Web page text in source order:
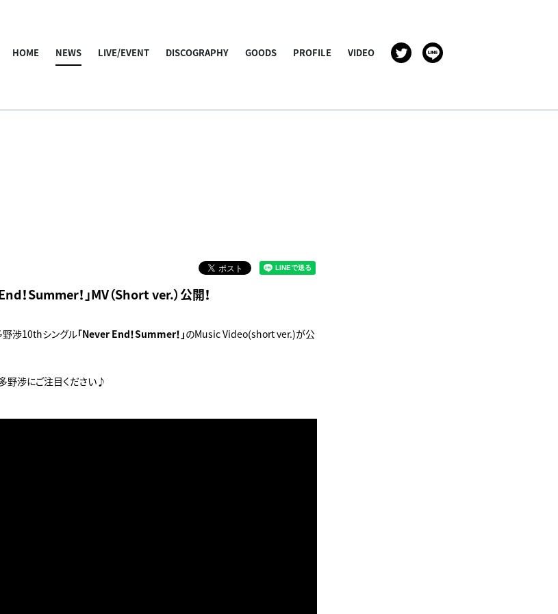
HOME NEWS LIVE/EVENT DISCOGRAPHY GOODS PROFILE VIDEO
！Summer！」MV（Short ver.）公開！
渉10thシングル「Never End！Summer！」のMusic Video(short ver.)が公
野渉にご注目ください♪